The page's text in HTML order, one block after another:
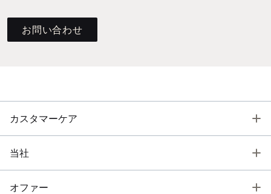
お問い合わせ
カスタマーケア
当社
オファー